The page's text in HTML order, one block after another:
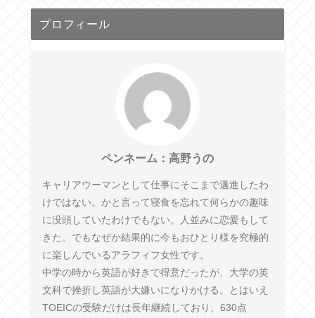
プロフィール
ペンネーム：高野うの
キャリアウーマンとして仕事にそこまで邁進したわ
けではない。かと言って寝食を忘れて何らかの趣味
に没頭していたわけでもない。人並みに恋愛もして
きた。でもなぜか結果的に今もおひとり様を究極的
に楽しんでいるアラフィフ女性です。
中学の時から英語が好きで得意だったが、大学の英
文科で挫折し英語が大嫌いになりかける。とはいえ
TOEICの受験だけは長年継続しており、630点